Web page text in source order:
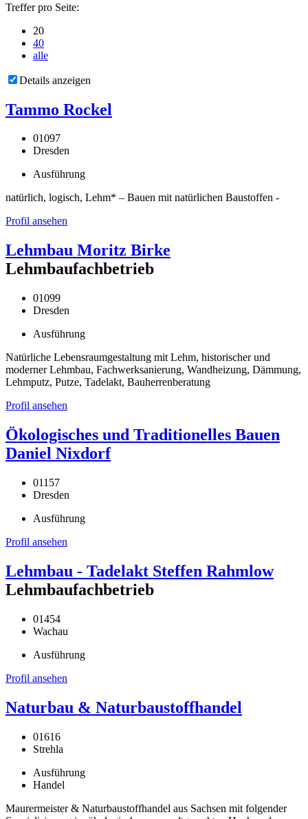
Treffer pro Seite:
20
40
alle
Details anzeigen
Tammo Rockel
01097
Dresden
Ausführung
natürlich, logisch, Lehm* – Bauen mit natürlichen Baustoffen -
Profil ansehen
Lehmbau Moritz Birke
Lehmbaufachbetrieb
01099
Dresden
Ausführung
Natürliche Lebensraumgestaltung mit Lehm, historischer und
moderner Lehmbau, Fachwerksanierung, Wandheizung, Dämmung,
Lehmputz, Putze, Tadelakt, Bauherrenberatung
Profil ansehen
Ökologisches und Traditionelles Bauen
Daniel Nixdorf
01157
Dresden
Ausführung
Profil ansehen
Lehmbau - Tadelakt Steffen Rahmlow
Lehmbaufachbetrieb
01454
Wachau
Ausführung
Profil ansehen
Naturbau & Naturbaustoffhandel
01616
Strehla
Ausführung
Handel
Maurermeister & Naturbaustoffhandel aus Sachsen mit folgender